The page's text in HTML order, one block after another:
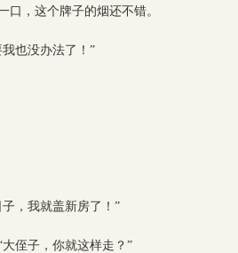
，这个牌子的烟还不错。
也没办法了！”
，我就盖新房了！”
侄子，你就这样走？”